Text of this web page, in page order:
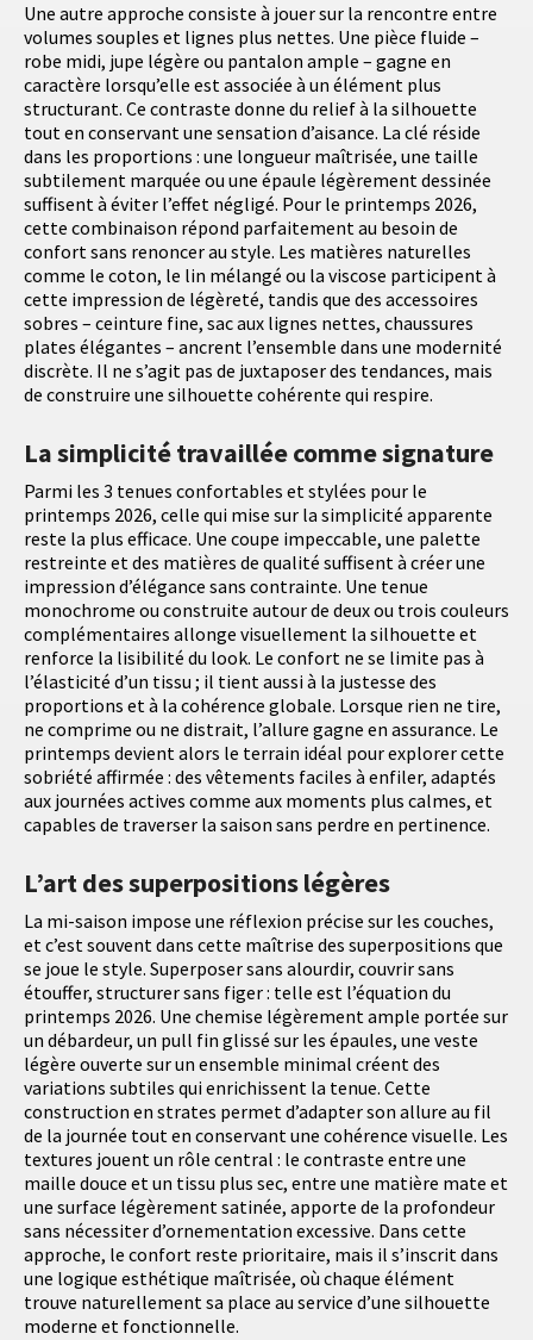
Une autre approche consiste à jouer sur la rencontre entre
volumes souples et lignes plus nettes. Une pièce fluide –
robe midi, jupe légère ou pantalon ample – gagne en
caractère lorsqu’elle est associée à un élément plus
structurant. Ce contraste donne du relief à la silhouette
tout en conservant une sensation d’aisance. La clé réside
dans les proportions : une longueur maîtrisée, une taille
subtilement marquée ou une épaule légèrement dessinée
suffisent à éviter l’effet négligé. Pour le printemps 2026,
cette combinaison répond parfaitement au besoin de
confort sans renoncer au style. Les matières naturelles
comme le coton, le lin mélangé ou la viscose participent à
cette impression de légèreté, tandis que des accessoires
sobres – ceinture fine, sac aux lignes nettes, chaussures
plates élégantes – ancrent l’ensemble dans une modernité
discrète. Il ne s’agit pas de juxtaposer des tendances, mais
de construire une silhouette cohérente qui respire.
La simplicité travaillée comme signature
Parmi les 3 tenues confortables et stylées pour le
printemps 2026, celle qui mise sur la simplicité apparente
reste la plus efficace. Une coupe impeccable, une palette
restreinte et des matières de qualité suffisent à créer une
impression d’élégance sans contrainte. Une tenue
monochrome ou construite autour de deux ou trois couleurs
complémentaires allonge visuellement la silhouette et
renforce la lisibilité du look. Le confort ne se limite pas à
l’élasticité d’un tissu ; il tient aussi à la justesse des
proportions et à la cohérence globale. Lorsque rien ne tire,
ne comprime ou ne distrait, l’allure gagne en assurance. Le
printemps devient alors le terrain idéal pour explorer cette
sobriété affirmée : des vêtements faciles à enfiler, adaptés
aux journées actives comme aux moments plus calmes, et
capables de traverser la saison sans perdre en pertinence.
L’art des superpositions légères
La mi-saison impose une réflexion précise sur les couches,
et c’est souvent dans cette maîtrise des superpositions que
se joue le style. Superposer sans alourdir, couvrir sans
étouffer, structurer sans figer : telle est l’équation du
printemps 2026. Une chemise légèrement ample portée sur
un débardeur, un pull fin glissé sur les épaules, une veste
légère ouverte sur un ensemble minimal créent des
variations subtiles qui enrichissent la tenue. Cette
construction en strates permet d’adapter son allure au fil
de la journée tout en conservant une cohérence visuelle. Les
textures jouent un rôle central : le contraste entre une
maille douce et un tissu plus sec, entre une matière mate et
une surface légèrement satinée, apporte de la profondeur
sans nécessiter d’ornementation excessive. Dans cette
approche, le confort reste prioritaire, mais il s’inscrit dans
une logique esthétique maîtrisée, où chaque élément
trouve naturellement sa place au service d’une silhouette
moderne et fonctionnelle.